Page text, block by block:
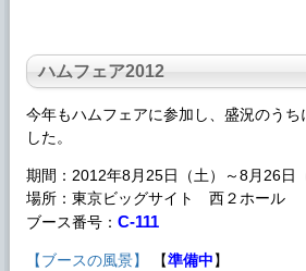
ハムフェア2012
今年もハムフェアに参加し、盛況のうち
した。
期間：2012年8月25日（土）～8月26日
場所：東京ビッグサイト 西２ホール
ブース番号： C-111
【ブースの風景】 【準備中】